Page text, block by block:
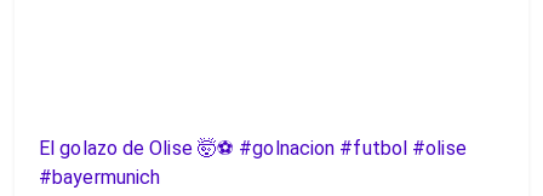
El golazo de Olise 🤯⚽️ #golnacion #futbol #olise
#bayermunich